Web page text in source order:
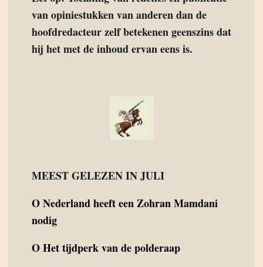
van opiniestukken van anderen dan de
hoofdredacteur zelf betekenen geenszins dat
hij het met de inhoud ervan eens is.
MEEST GELEZEN IN JULI
ONederland heeft een Zohran Mamdani
nodig
OHet tijdperk van de polderaap